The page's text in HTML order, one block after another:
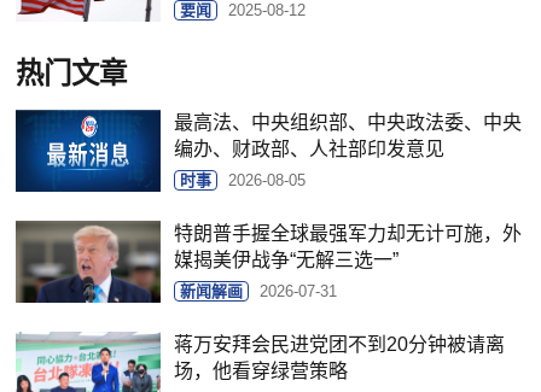
要闻 2025-08-12
热门文章
最高法、中央组织部、中央政法委、中央
编办、财政部、人社部印发意见
时事 2026-08-05
特朗普手握全球最强军力却无计可施，外
媒揭美伊战争“无解三选一”
新闻解画 2026-07-31
蒋万安拜会民进党团不到20分钟被请离
场，他看穿绿营策略